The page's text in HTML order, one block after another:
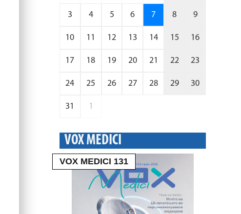
3 4 5 6 7 8 9
10 11 12 13 14 15 16
17 18 19 20 21 22 23
24 25 26 27 28 29 30
31 1
VOX MEDICI
VOX MEDICI 131